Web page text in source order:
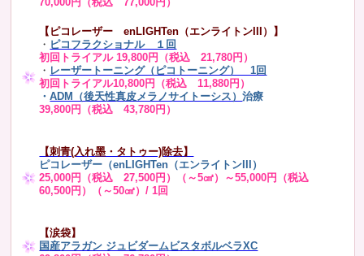
【ピコレーザー enLIGHTen（エンライトンIII）】
・ ピコフラクショナル １回
初回トライアル 19,800円（税込 21,780円）
・ レーザートーニング（ピコトーニング） 1回
初回トライアル10,800円（税込 11,880円）
・ADM（後天性真皮メラノサイトーシス）治療
39,800円（税込 43,780円）
【刺青(入れ墨・タトゥー)除去】
ピコレーザー（enLIGHTen（エンライトンIII）
25,000円（税込 27,500円）（～5㎠）～55,000円（税込
60,500円）（～50㎠）/ 1回
【涙袋】
国産アラガン ジュビダームビスタボルベラXC